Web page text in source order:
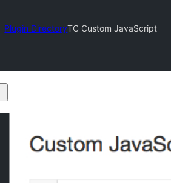
Plugin DirectoryTC Custom JavaScript